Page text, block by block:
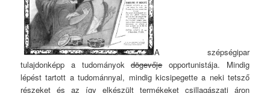
A szépségipar
tulajdonképp a tudományokdögevőjeopportunistája. Mindig
lépést tartott a tudománnyal, mindig kicsipegette a neki tetsző
részeket és az így elkészült termékeket csillagászati áron